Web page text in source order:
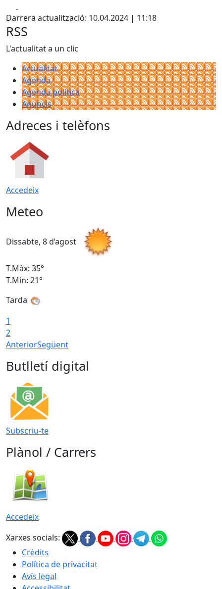
Darrera actualització: 10.04.2024 | 11:18
RSS
L'actualitat a un clic
Actualitat
Agenda
Agenda política
Anuncis
Adreces i telèfons
Accedeix
Meteo
Dissabte, 8 d’agost
T.Màx: 35°
T.Min: 21°
Tarda
1
2
AnteriorSegüent
Butlletí digital
Subscriu-te
Plànol / Carrers
Accedeix
Xarxes socials:
Crèdits
Política de privacitat
Avís legal